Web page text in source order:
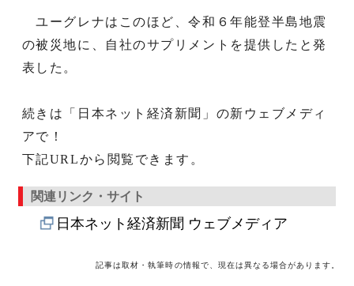
ユーグレナはこのほど、令和６年能登半島地震
の被災地に、自社のサプリメントを提供したと発
表した。
続きは「日本ネット経済新聞」の新ウェブメディ
アで！
下記URLから閲覧できます。
関連リンク・サイト
日本ネット経済新聞 ウェブメディア
記事は取材・執筆時の情報で、現在は異なる場合があります。